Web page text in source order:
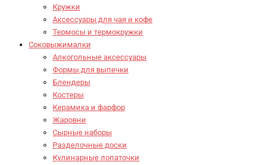
Кружки
Аксессуары для чая и кофе
Термосы и термокружки
Соковыжималки
Алкогольные аксессуары
Формы для выпечки
Блендеры
Костеры
Керамика и фарфор
Жаровни
Сырные наборы
Разделочные доски
Кулинарные лопаточки